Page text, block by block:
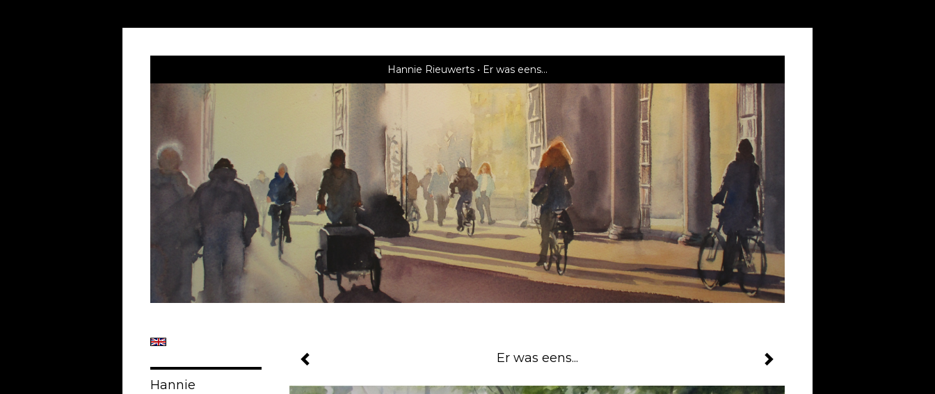
Hannie Rieuwerts Er was eens...
Er was eens...
Hannie